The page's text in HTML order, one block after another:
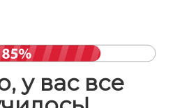
у вас все